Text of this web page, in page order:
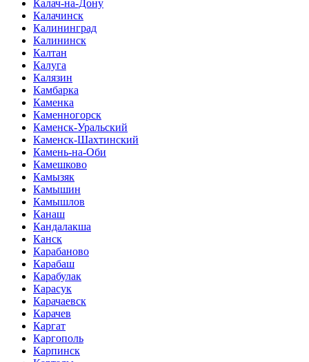
Калач-на-Дону
Калачинск
Калининград
Калининск
Калтан
Калуга
Калязин
Камбарка
Каменка
Каменногорск
Каменск-Уральский
Каменск-Шахтинский
Камень-на-Оби
Камешково
Камызяк
Камышин
Камышлов
Канаш
Кандалакша
Канск
Карабаново
Карабаш
Карабулак
Карасук
Карачаевск
Карачев
Каргат
Каргополь
Карпинск